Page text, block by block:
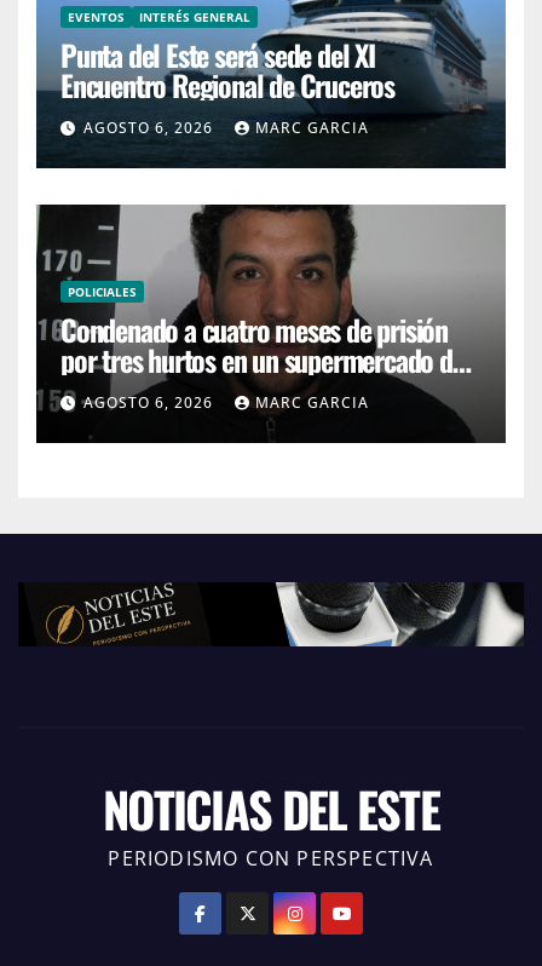
EVENTOS INTERÉS GENERAL
Punta del Este será sede del XI
Encuentro Regional de Cruceros
AGOSTO 6, 2026 MARC GARCIA
POLICIALES
Condenado a cuatro meses de prisión
por tres hurtos en un supermercado de
San Carlos
AGOSTO 6, 2026 MARC GARCIA
NOTICIAS DEL ESTE
PERIODISMO CON PERSPECTIVA